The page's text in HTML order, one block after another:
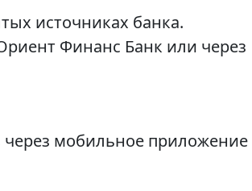
источниках банка.
Финанс Банк или через
мобильное приложение